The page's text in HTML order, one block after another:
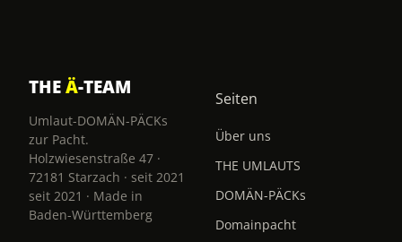
THEÄ-TEAM
Umlaut-DOMÄN-PÄCKs
zur Pacht.
Holzwiesenstraße 47 ·
72181 Starzach · seit 2021
seit 2021 · Made in
Baden-Württemberg
Seiten
Über uns
THE UMLAUTS
DOMÄN-PÄCKs
Domainpacht